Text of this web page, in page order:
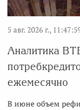
5 авг. 2026 г.,
Аналитика
ежемесячно
В июне объем